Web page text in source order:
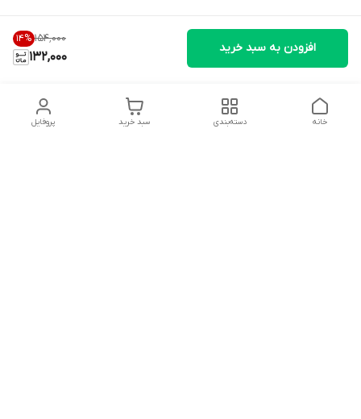
۱۵۴٬۰۰۰ 14%
132,000
افزودن به سبد خرید
پروفایل سبد خرید دسته‌بندی خانه